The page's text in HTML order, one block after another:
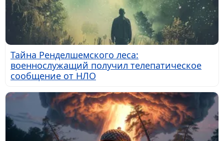
Тайна Ренделшемского леса:
военнослужащий получил телепатическое
сообщение от НЛО